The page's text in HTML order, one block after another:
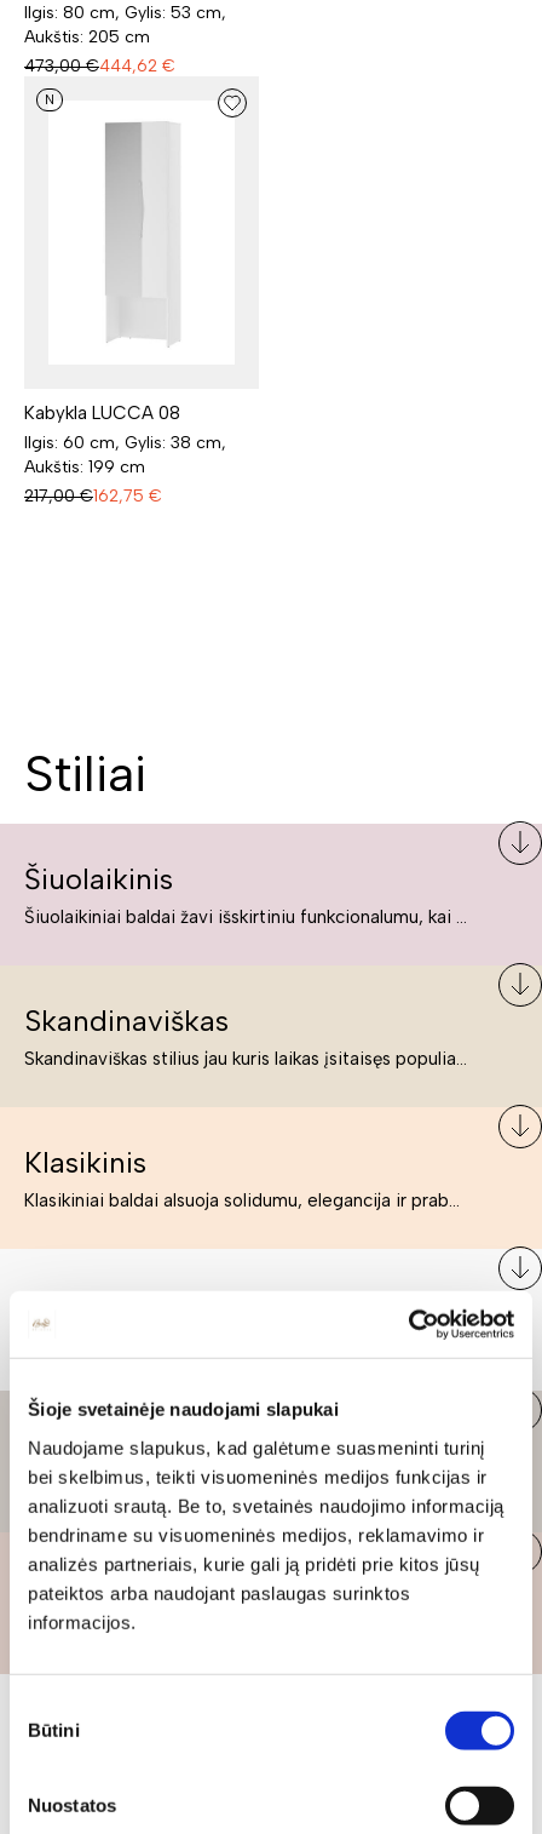
Šioje svetainėje naudojami slapukai
Naudojame slapukus, kad galėtume suasmeninti turinį
bei skelbimus, teikti visuomeninės medijos funkcijas ir
analizuoti srautą. Be to, svetainės naudojimo informaciją
bendriname su visuomeninės medijos, reklamavimo ir
analizės partneriais, kurie gali ją pridėti prie kitos jūsų
pateiktos arba naudojant paslaugas surinktos
informacijos.
pasirinkimas
Būtini
Nuostatos
Ilgis: 80 cm, Gylis: 53 cm,
Aukštis: 205 cm
473,00 €444,62 €
N
Kabykla LUCCA 08
Ilgis: 60 cm, Gylis: 38 cm,
Aukštis: 199 cm
217,00 €162,75 €
Stiliai
Šiuolaikinis
Šiuolaikiniai baldai žavi išskirtiniu funkcionalumu, kai kurie jų pelnytai net pavadinami meno kūriniais, nes jie tikrai yra išskirtiniai, originalūs ir puikiai atliepiantys į šiuolaikinių žmonių poreikius bei gyvenimo būdo ypatumus.
Skandinaviškas
Skandinaviškas stilius jau kuris laikas įsitaisęs populiariausiųjų sąraše. Namai, butai labai dažnai įrengiami remiantis būtent šio stiliaus ypatumais. Dėl švelnių spalvų, praktiškumo ir estetikos jis masina tuos, kurie neabejingi šviesiem ar neutralių spalvų koloritui, paprastumui, funkcionalumui, natūralumui ir stilingai estetikai. Platų skandinaviškų baldų spektrą rasite „Deinavos baldų“ asortimente.
Klasikinis
Klasikiniai baldai alsuoja solidumu, elegancija ir prabanga. Paprastai jie būna masyvūs, kuria didybės įspūdį. Neabejotinai jie bus geriausias pasirinkimas estetiškam ir rafinuotam klasikiniam namų interjerui. Kartais klasikiniai baldai traktuojami kaip senoviniai, bet tai ne tiesa – klasika yra stilius, neišsemiama elegancija ir rafinuotumas.
Jei savo namų ar biuro interjere norite mėgautis racionaliai išnaudotomis erdvėmis, funkcionalumu ir esate neabejingi tamsesniam koloritui bei praktiškiems sprendimams, tuomet industrinis stilius bus būtent tai, ko Jums reikia. O industrinio stiliaus baldus išsirinksite mūsų asortimente.
Moderni klasika
Modernios klasikos interjeras pastaruoju metu tikrai yra „ant bangos“. Tie, kurie nenori pernelyg nutolti nuo klasikos, bet drauge žavisi šiuolaikiškais sprendimais, su malonumu savo namuose kuria klasikos ir modernaus interjero tandemą – elegantišką, subtilų ir žavingą.
Prabangus
Visi stiliai